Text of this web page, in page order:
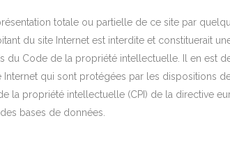
totale ou partielle de ce site par
du site Internet est interdite et constituerait
du Code de la propriété intellectuelle. Il en est
Internet qui sont protégées par les dispositions
la propriété intellectuelle (CPI) de la directive
bases de données.